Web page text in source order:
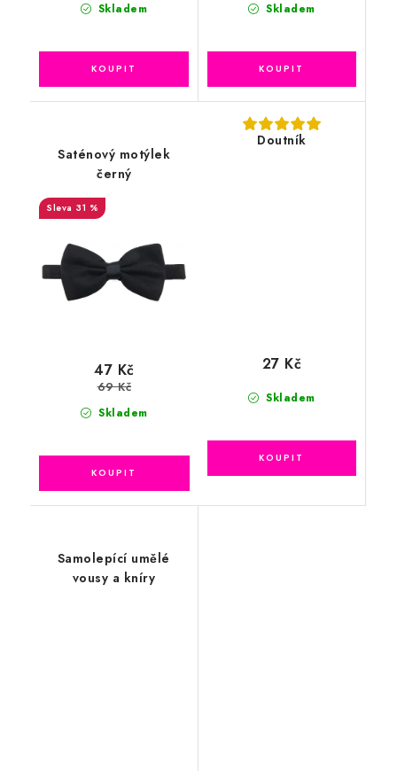
Skladem Skladem
Saténový motýlek
černý
31 %
Skladem
47 Kč
69 Kč
Doutník
Skladem
27 Kč
Samolepící umělé
vousy a kníry